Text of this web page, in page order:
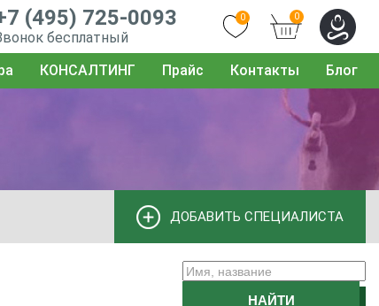
(495) 725-0093
бесплатный
0 0
КОНСАЛТИНГ Прайс Контакты Блог
ДОБАВИТЬ СПЕЦИАЛИСТА